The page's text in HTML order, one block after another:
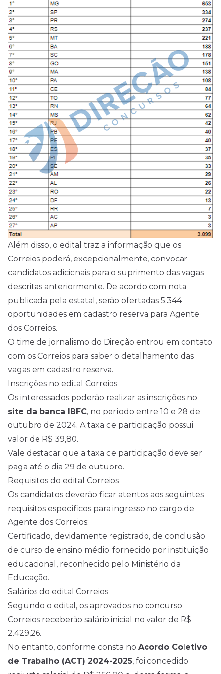
Além disso, o edital traz a informação que os
Correios poderá, excepcionalmente, convocar
candidatos adicionais para o suprimento das vagas
descritas anteriormente. De acordo com nota
publicada pela estatal, serão ofertadas 5.344
oportunidades em cadastro reserva para Agente
dos Correios.
O time de jornalismo do Direção entrou em contato
com os Correios para saber o detalhamento das
vagas em cadastro reserva.
Inscrições no edital Correios
Os interessados poderão realizar as inscrições no
site da banca IBFC, no período entre 10 e 28 de
outubro de 2024. A taxa de participação possui
valor de R$ 39,80.
Vale destacar que a taxa de participação deve ser
paga até o dia 29 de outubro.
Requisitos do edital Correios
Os candidatos deverão ficar atentos aos seguintes
requisitos específicos para ingresso no cargo de
Agente dos Correios:
Certificado, devidamente registrado, de conclusão
de curso de ensino médio, fornecido por instituição
educacional, reconhecido pelo Ministério da
Educação.
Salários do edital Correios
Segundo o edital, os aprovados no concurso
Correios receberão salário inicial no valor de R$
2.429,26.
No entanto, conforme consta no Acordo Coletivo
de Trabalho (ACT) 2024-2025, foi concedido